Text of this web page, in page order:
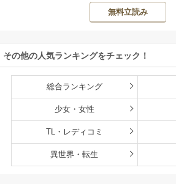
くなるチート能力
持ち転生者だけど
雄たちの母乳で成
長して無双します
房雪 / マップ
無料立読み
その他の人気ランキングをチェック！
総合ランキング
少女・女性
TL・レディコミ
異世界・転生